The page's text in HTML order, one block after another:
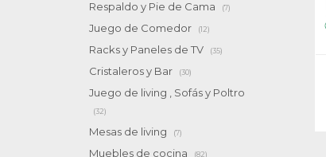
Respaldo y Pie de Cama (7)
Juego de Comedor (12)
Racks y Paneles de TV (35)
Cristaleros y Bar (30)
Juego de living , Sofás y Poltro
(32)
Mesas de living (7)
Muebles de cocina (82)